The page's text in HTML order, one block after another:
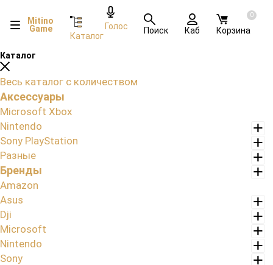
Mitino
Game
Каталог
Голос Поиск Каб
0
Корзина
Каталог
Весь каталог с количеством
Аксессуары
Microsoft Xbox
Nintendo
Sony PlayStation
Разные
Бренды
Amazon
Asus
Dji
Microsoft
Nintendo
Sony